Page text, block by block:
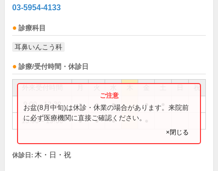
03-5954-4133
診療科目
耳鼻いんこう科
診療/受付時間・休診日
祝
9:00～12:30 ● ● ● ●
15:00～19:00 ● ● ●
お盆(8月中旬)は休診・休業の場合があります。来院前
に必ず医療機関に直接ご確認ください。
×閉じる
休診日: 木・日・祝